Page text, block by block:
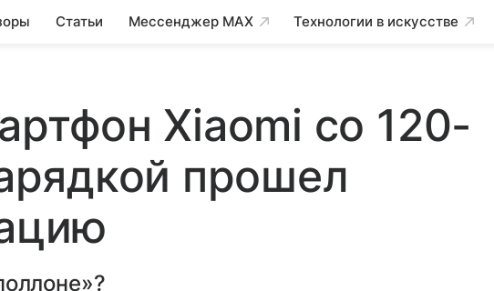
Статьи Мессенджер MAX Технологии в искусстве
Xiaomi со 120-
прошел